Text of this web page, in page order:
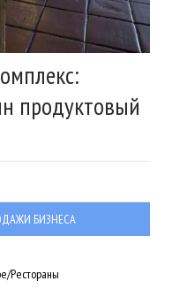
продуктовый
БИЗНЕСА
Рестораны